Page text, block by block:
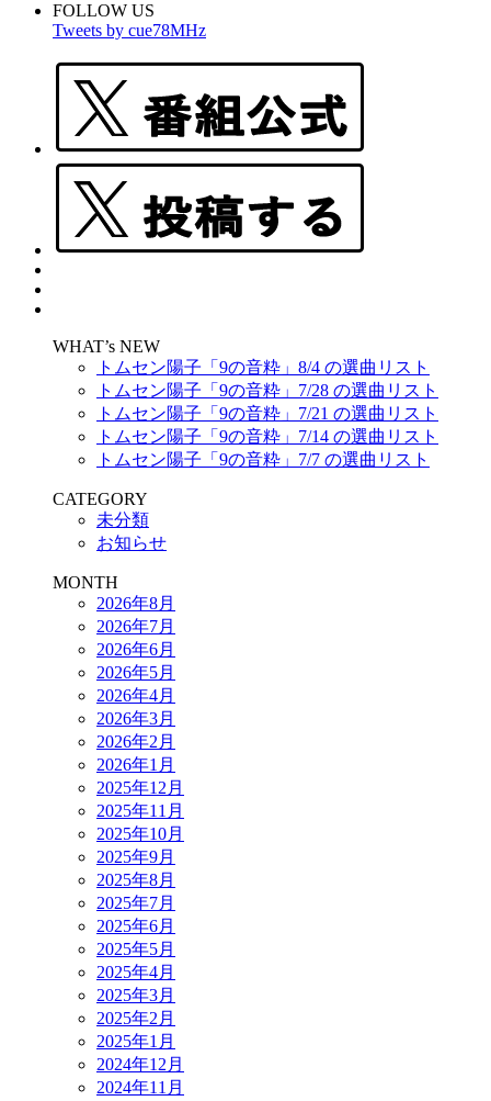
FOLLOW US
Tweets by cue78MHz
WHAT’s NEW
トムセン陽子「9の音粋」8/4 の選曲リスト
トムセン陽子「9の音粋」7/28 の選曲リスト
トムセン陽子「9の音粋」7/21 の選曲リスト
トムセン陽子「9の音粋」7/14 の選曲リスト
トムセン陽子「9の音粋」7/7 の選曲リスト
CATEGORY
未分類
お知らせ
MONTH
2026年8月
2026年7月
2026年6月
2026年5月
2026年4月
2026年3月
2026年2月
2026年1月
2025年12月
2025年11月
2025年10月
2025年9月
2025年8月
2025年7月
2025年6月
2025年5月
2025年4月
2025年3月
2025年2月
2025年1月
2024年12月
2024年11月